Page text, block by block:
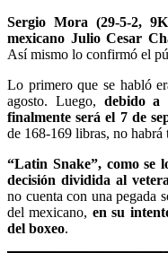
Sergio Mora (29-5-2,
mexicano Julio Cesar
Así mismo lo confirmó el
Lo primero que se habló
agosto. Luego, debido a
finalmente será el 7 de
de 168-169 libras, no habrá
“Latin Snake”, como se
decisión dividida al
no cuenta con una pegada
del mexicano, en su
del boxeo.